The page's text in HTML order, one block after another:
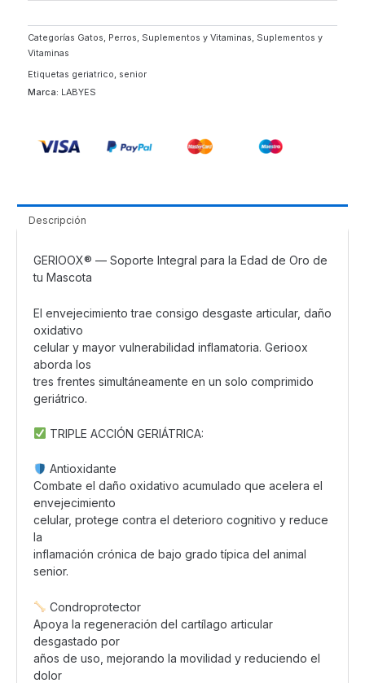
|
Perros
y
Gatos
|
Categorías Gatos, Perros, Suplementos y Vitaminas, Suplementos y
Vitaminas
Etiquetas geriatrico, senior
Marca: LABYES
Descripción
GERIOOX® — Soporte Integral para la Edad de Oro de
tu Mascota
El envejecimiento trae consigo desgaste articular, daño
oxidativo
celular y mayor vulnerabilidad inflamatoria. Gerioox
aborda los
tres frentes simultáneamente en un solo comprimido
geriátrico.
TRIPLE ACCIÓN GERIÁTRICA:
Antioxidante
Combate el daño oxidativo acumulado que acelera el
envejecimiento
celular, protege contra el deterioro cognitivo y reduce
la
inflamación crónica de bajo grado típica del animal
senior.
Condroprotector
Apoya la regeneración del cartílago articular
desgastado por
años de uso, mejorando la movilidad y reduciendo el
dolor